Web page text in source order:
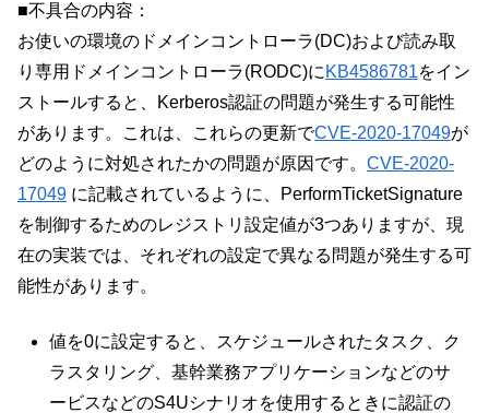
■不具合の内容：
お使いの環境のドメインコントローラ(DC)および読み取
り専用ドメインコントローラ(RODC)に KB4586781をイン
ストールすると、Kerberos認証の問題が発生する可能性
があります。これは、これらの更新でCVE-2020-17049が
どのように対処されたかの問題が原因です。 CVE-2020-
17049 に記載されているように、PerformTicketSignature
を制御するためのレジストリ設定値が3つありますが、現
在の実装では、それぞれの設定で異なる問題が発生する可
能性があります。
値を0に設定すると、スケジュールされたタスク、ク
ラスタリング、基幹業務アプリケーションなどのサ
ービスなどのS4Uシナリオを使用するときに認証の